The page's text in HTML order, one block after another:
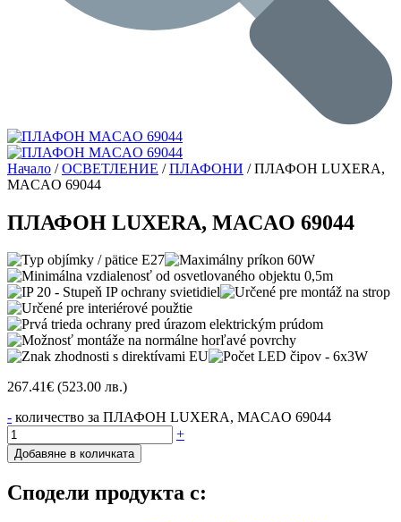
Начало /ОСВЕТЛЕНИЕ /ПЛАФОНИ / ПЛАФОН LUXERA,
MACAO 69044
ПЛАФОН LUXERA, MACAO 69044
267.41€ (523.00 лв.)
- количество за ПЛАФОН LUXERA, MACAO 69044
+
Добавяне в количката
Сподели продукта с: